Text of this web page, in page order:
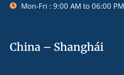
Mon-Fri : 9:00 AM to 06:00 PM
China – Shanghái